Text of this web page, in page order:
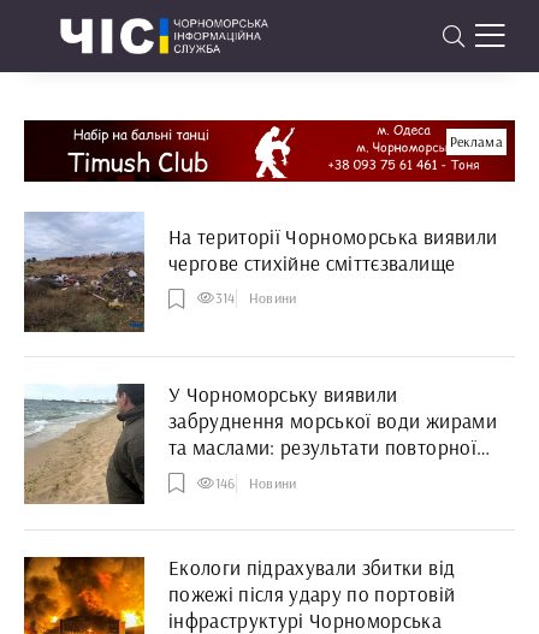
Реклама
На території Чорноморська виявили
чергове стихійне сміттєзвалище
314 Новини
У Чорноморську виявили
забруднення морської води жирами
та маслами: результати повторної
перевірки
146 Новини
Екологи підрахували збитки від
пожежі після удару по портовій
інфраструктурі Чорноморська